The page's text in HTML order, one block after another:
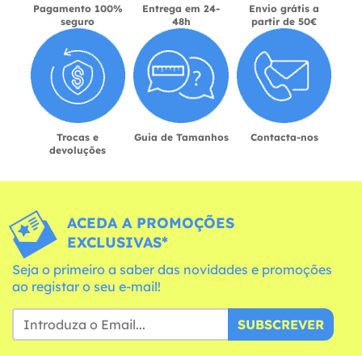
Pagamento 100%
seguro
Entrega em 24-
48h
Envio grátis a
partir de 50€
Trocas e
devoluções
Guia de Tamanhos Contacta-nos
ACEDA A PROMOÇÕES
EXCLUSIVAS*
Seja o primeiro a saber das novidades e promoções
ao registar o seu e-mail!
SUBSCREVER